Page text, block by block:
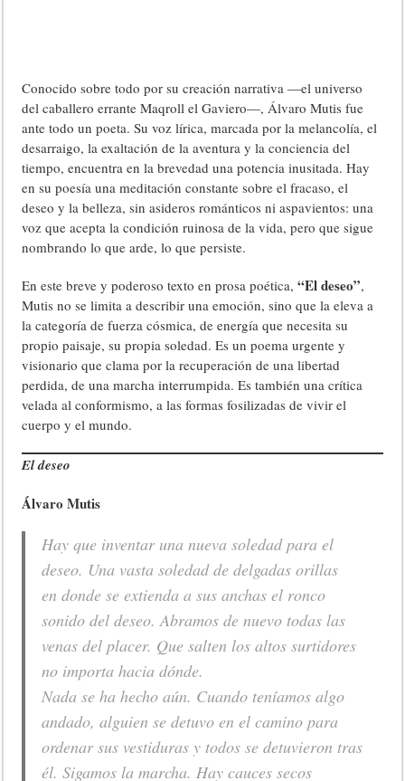
Conocido sobre todo por su creación narrativa —el universo
del caballero errante Maqroll el Gaviero—, Álvaro Mutis fue
ante todo un poeta. Su voz lírica, marcada por la melancolía, el
desarraigo, la exaltación de la aventura y la conciencia del
tiempo, encuentra en la brevedad una potencia inusitada. Hay
en su poesía una meditación constante sobre el fracaso, el
deseo y la belleza, sin asideros románticos ni aspavientos: una
voz que acepta la condición ruinosa de la vida, pero que sigue
nombrando lo que arde, lo que persiste.
En este breve y poderoso texto en prosa poética,“El deseo”,
Mutis no se limita a describir una emoción, sino que la eleva a
la categoría de fuerza cósmica, de energía que necesita su
propio paisaje, su propia soledad. Es un poema urgente y
visionario que clama por la recuperación de una libertad
perdida, de una marcha interrumpida. Es también una crítica
velada al conformismo, a las formas fosilizadas de vivir el
cuerpo y el mundo.
El deseo
Álvaro Mutis
Hay que inventar una nueva soledad para el
deseo. Una vasta soledad de delgadas orillas
en donde se extienda a sus anchas el ronco
sonido del deseo. Abramos de nuevo todas las
venas del placer. Que salten los altos surtidores
no importa hacia dónde.
Nada se ha hecho aún. Cuando teníamos algo
andado, alguien se detuvo en el camino para
ordenar sus vestiduras y todos se detuvieron tras
él. Sigamos la marcha. Hay cauces secos